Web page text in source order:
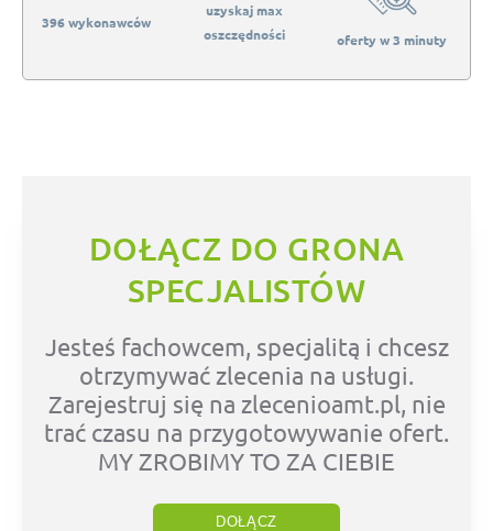
396 wykonawców
uzyskaj max
oszczędności
oferty w 3 minuty
DOŁĄCZ DO GRONA
SPECJALISTÓW
Jesteś fachowcem, specjalitą i chcesz
otrzymywać zlecenia na usługi.
Zarejestruj się na zlecenioamt.pl, nie
trać czasu na przygotowywanie ofert.
MY ZROBIMY TO ZA CIEBIE
DOŁĄCZ